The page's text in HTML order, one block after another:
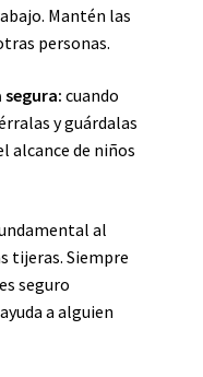
Mantén las
personas.
segura: cuando
y guárdalas
alcance de niños
al
tijeras. Siempre
seguro
a alguien